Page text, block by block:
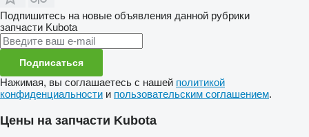
Подпишитесь на новые объявления данной рубрики
запчасти Kubota
Подписаться
Нажимая, вы соглашаетесь с нашей политикой
конфиденциальности и пользовательским соглашением.
Цены на запчасти Kubota